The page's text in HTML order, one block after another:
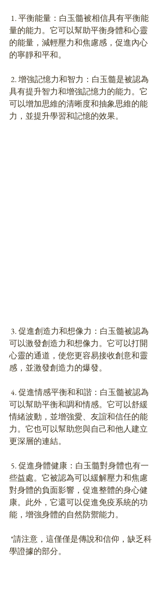
量的能力。它可以幫助平衡身體和心靈
的能量，減輕壓力和焦慮感，促進內心
的寧靜和平和。
具有提升智力和增強記憶力的能力。它
可以增加思維的清晰度和抽象思維的能
力，並提升學習和記憶的效果。
可以激發創造力和想像力。它可以打開
心靈的通道，使您更容易接收創意和靈
感，並激發創造力的爆發。
可以幫助平衡和調和情感。它可以舒緩
情緒波動，並增強愛、友誼和信任的能
力。它也可以幫助您與自己和他人建立
更深層的連結。
些益處。它被認為可以緩解壓力和焦慮
對身體的負面影響，促進整體的身心健
康。此外，它還可以促進免疫系統的功
能，增強身體的自然防禦能力。
學證據的部分。